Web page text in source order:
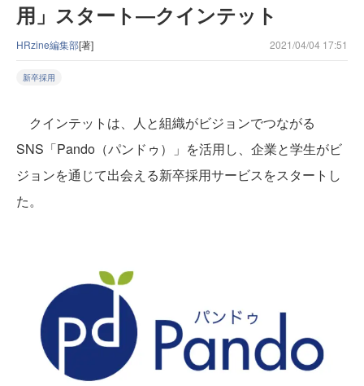
用」スタート―クインテット
HRzine編集部[著] 2021/04/04 17:51
新卒採用
クインテットは、人と組織がビジョンでつながる
SNS「Pando（パンドゥ）」を活用し、企業と学生がビ
ジョンを通じて出会える新卒採用サービスをスタートし
た。